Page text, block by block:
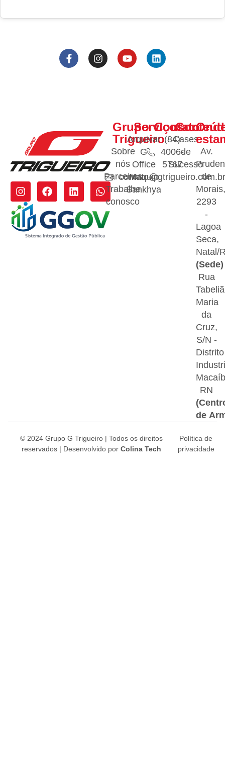
Grupo
Trigueiro
Sobre
nós
Parceiros
Trabalhe
conosco
Serviços
Arquivar
G
Office
Maquip
Sankhya
Contato
(84)
4006-
5767
contato@gtrigueiro.com.br
Cases
de
Sucesso
Av.
de
2293
-
Lagoa
Seca,
Natal/
(Sede)
Rua
Tabeliã
Maria
da
Cruz,
S/N -
Distrito
RN
de
© 2024 Grupo G Trigueiro | Todos os direitos
reservados | Desenvolvido porColina Tech
Política de
privacidade